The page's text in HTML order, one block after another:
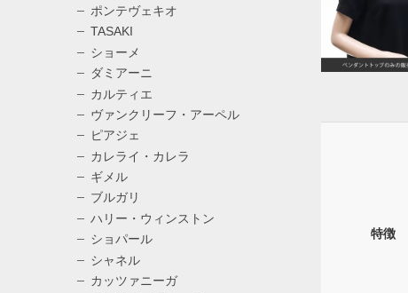
ポンテヴェキオ
TASAKI
ショーメ
ダミアーニ
カルティエ
ヴァンクリーフ・アーペル
ピアジェ
カレライ・カレラ
ギメル
ブルガリ
ハリー・ウィンストン
ショパール
シャネル
カッツァニーガ
特徴